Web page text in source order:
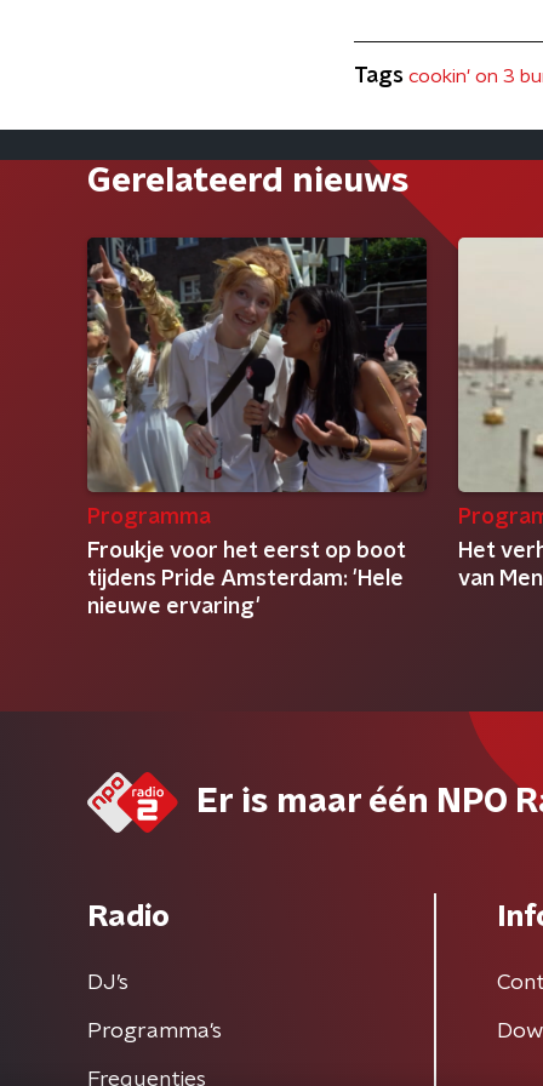
Tags cookin' on 3
Gerelateerd nieuws
Programma
Froukje voor het eerst op boot
tijdens Pride Amsterdam: 'Hele
nieuwe ervaring'
Het
van
Er is maar één NPO
Radio
DJ’s
Programma's
Frequenties